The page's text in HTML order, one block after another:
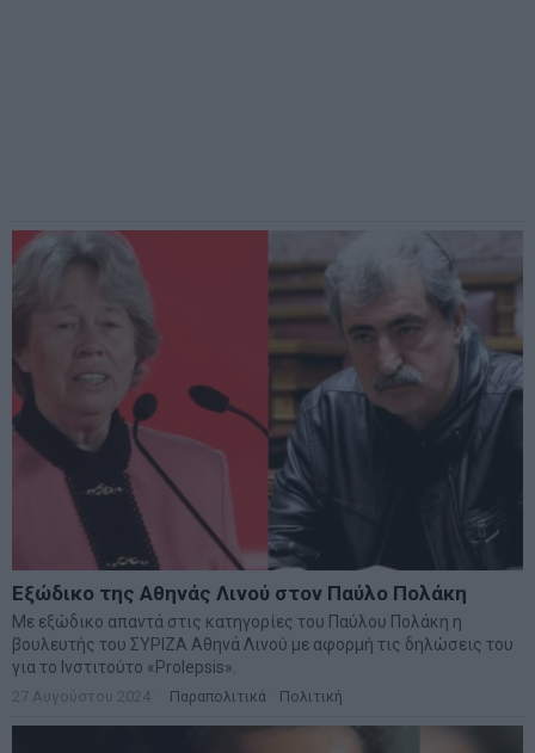
Εξώδικο της Αθηνάς Λινού στον Παύλο Πολάκη
Με εξώδικο απαντά στις κατηγορίες του Παύλου Πολάκη η
βουλευτής του ΣΥΡΙΖΑ Αθηνά Λινού με αφορμή τις δηλώσεις του
για το Ινστιτούτο «Prolepsis».
27 Αυγούστου 2024 Παραπολιτικά Πολιτική